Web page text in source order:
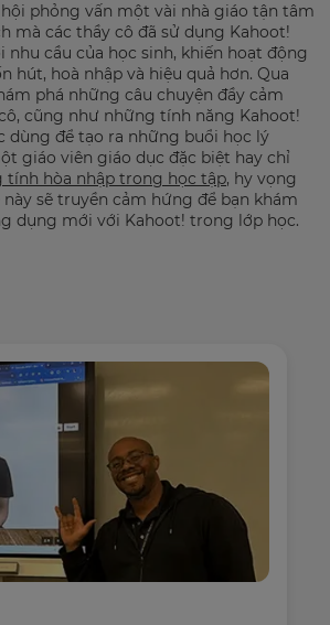
phỏng vấn một vài nhà giáo tận tâm
mà các thầy cô đã sử dụng Kahoot!
nhu cầu của học sinh, khiến hoạt động
hút, hoà nhập và hiệu quả hơn. Qua
phá những câu chuyện đầy cảm
cũng như những tính năng Kahoot!
dùng để tạo ra những buổi học lý
giáo viên giáo dục đặc biệt hay chỉ
tính hòa nhập trong học tập, hy vọng
sẽ truyền cảm hứng để bạn khám
dụng mới với Kahoot! trong lớp học.